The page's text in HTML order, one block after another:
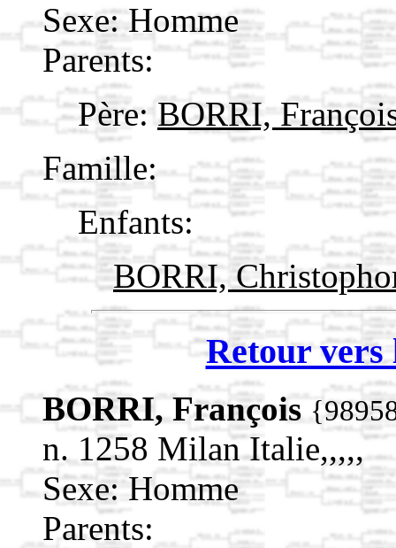
Sexe: Homme
Parents:
Père: BORRI,
Famille:
Enfants:
BORRI,
Retour vers
BORRI, François
n. 1258 Milan Italie,,,,,
Sexe: Homme
Parents: